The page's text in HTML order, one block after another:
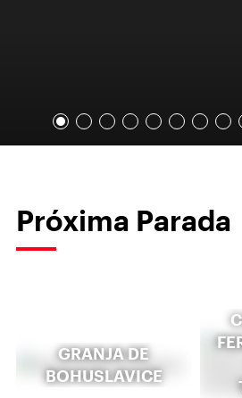
Próxima Parada
GRANJA DE
BOHUSLAVICE